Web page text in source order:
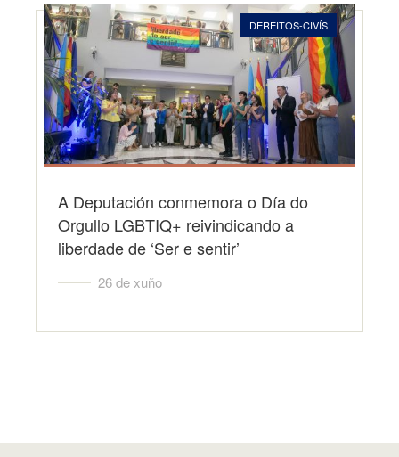
DEREITOS-CIVÍS
A Deputación conmemora o Día do
Orgullo LGBTIQ+ reivindicando a
liberdade de ‘Ser e sentir’
26 de xuño